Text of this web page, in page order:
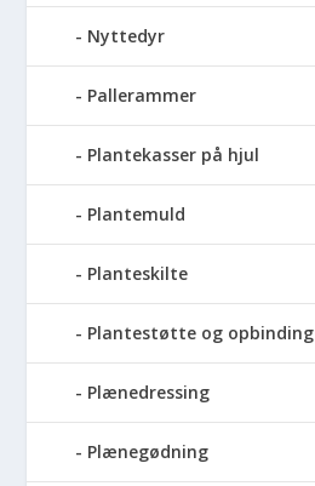
Nyttedyr
Pallerammer
Plantekasser på hjul
Plantemuld
Planteskilte
Plantestøtte og opbinding
Plænedressing
Plænegødning